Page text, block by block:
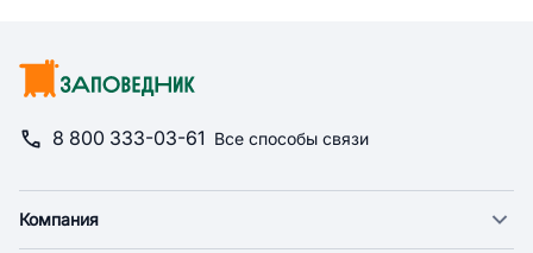
8 800 333-03-61 Все способы связи
Компания